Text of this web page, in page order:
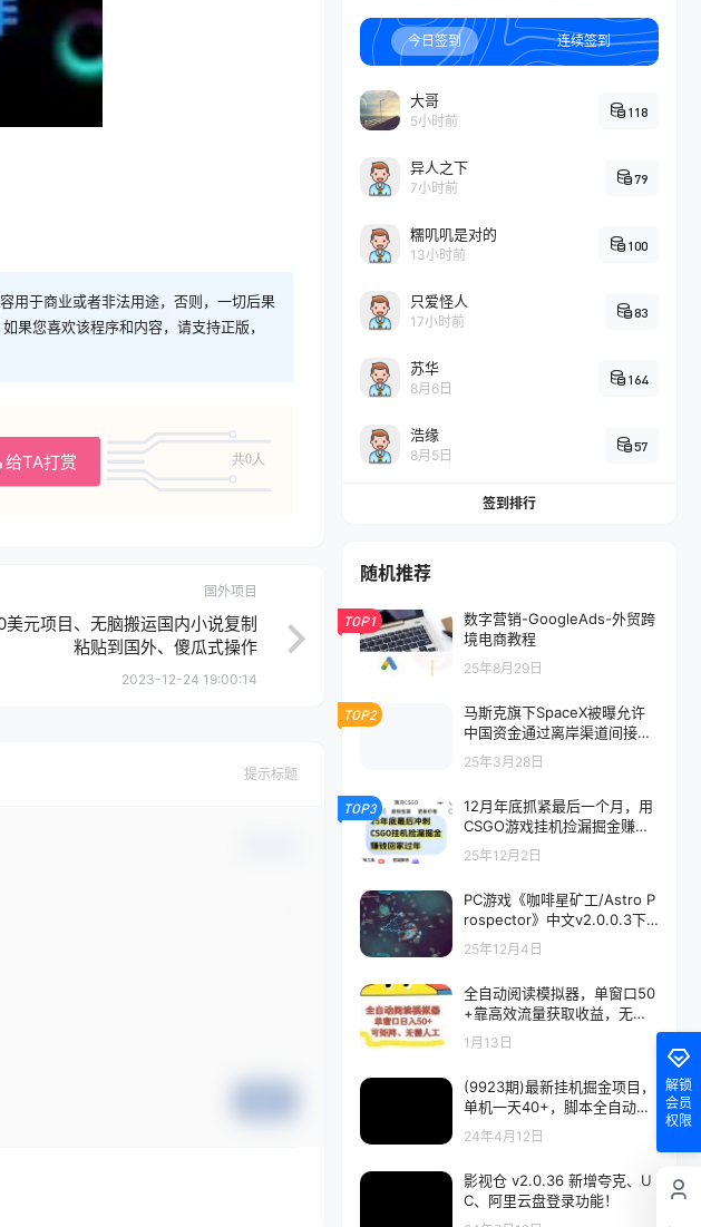
用于商业或者非法用途，否则，一切后果
果您喜欢该程序和内容，请支持正版，
给TA打赏 共0人
国外项目
元项目、无脑搬运国内小说复制
粘贴到国外、傻瓜式操作
2023-12-24 19:00:14
提示标题
今日签到 连续签到
大哥
5小时前
118
异人之下
7小时前
79
糯叽叽是对的
13小时前
100
只爱怪人
17小时前
83
苏华
8月6日
164
浩缘
8月5日
57
签到排行
随机推荐
TOP1
数字营销-GoogleAds-外贸跨
境电商教程
25年8月29日
TOP2
马斯克旗下SpaceX被曝允许
中国资金通过离岸渠道间接入
25年3月28日
TOP3
12月年底抓紧最后一个月，用
CSGO游戏挂机捡漏掘金赚钱
掘金，一部手机轻松日入500
+
25年12月2日
PC游戏《咖啡星矿工/Astro P
rospector》中文v2.0.0.3下
25年12月4日
全自动阅读模拟器，单窗口50
+靠高效流量获取收益，无需
人工，可矩阵操作【揭秘】
1月13日
(9923期)最新挂机掘金项目，
单机一天40+，脚本全自动运
行，解放双手，可矩阵操作…
24年4月12日
影视仓 v2.0.36 新增夸克、U
C、阿里云盘登录功能！
解锁
会员
权限